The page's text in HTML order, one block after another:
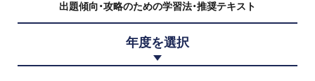
短期フリープラン
プロ家庭教師の英検®対策
出題傾向・攻略のための学習法・推奨テキスト
年度を選択